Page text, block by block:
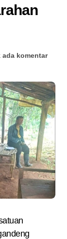
ada komentar